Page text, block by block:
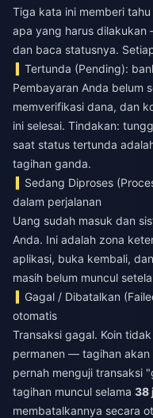
Tiga kata ini memberi
apa yang harus
dan baca statusnya.
Tertunda (Pending):
Pembayaran Anda belum
memverifikasi dana, dan
ini selesai. Tindakan:
saat status tertunda
tagihan ganda.
Sedang Diproses
dalam perjalanan
Uang sudah masuk dan
Anda. Ini adalah zona
aplikasi, buka kembali,
masih belum muncul
Gagal / Dibatalkan
otomatis
Transaksi gagal. Koin
permanen — tagihan akan
pernah menguji transaksi
tagihan muncul selama 38
membatalkannya secara